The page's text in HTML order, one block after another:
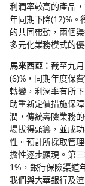
利潤率較高的產品
年同期下降(12)%。
的共同帶動，兩個
多元化業務模式的優
馬來西亞：截至九
(6)%，同期年度保
轉變，利潤率有所
助重新定價措施保
潤，傳統壽險業務
場拔得頭籌，並成
性。預計所採取管
擔性逐步顯現。第
1%，銀行保險渠道
我們與大華銀行及